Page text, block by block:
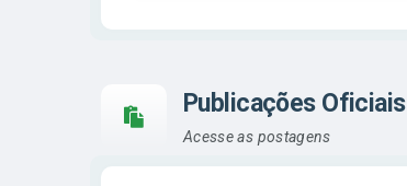
Publicações Oficiais
Acesse as postagens